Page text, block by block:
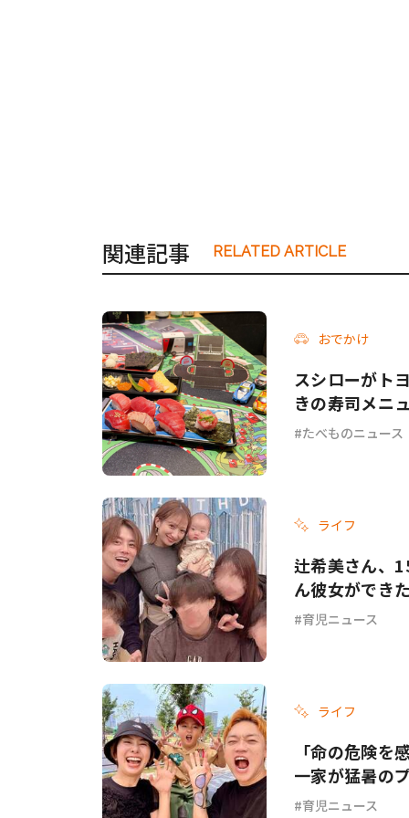
関連記事 RELATED ARTICLE
おでかけ
スシローがト
きの寿司メニ
たべものニュース
ライフ
辻希美さん、
ん彼女ができ
育児ニュース
ライフ
「命の危険
一家が猛暑の
育児ニュース